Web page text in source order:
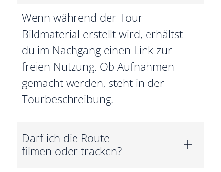
Wenn während der Tour
Bildmaterial erstellt wird, erhältst
du im Nachgang einen Link zur
freien Nutzung. Ob Aufnahmen
gemacht werden, steht in der
Tourbeschreibung.
Darf ich die Route
filmen oder tracken?